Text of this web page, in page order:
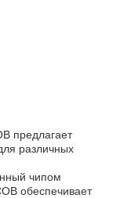
предлагает
различных
чипом
обеспечивает